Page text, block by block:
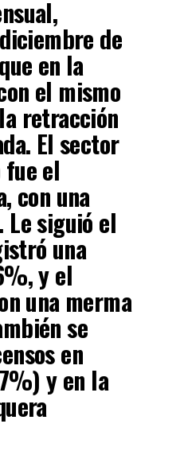
diciembre de
en la
el mismo
retracción
El sector
fue el
con una
siguió el
una
y el
una merma
se
en
y en la